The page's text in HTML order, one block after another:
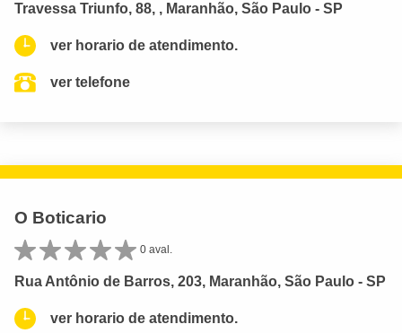
Travessa Triunfo, 88, , Maranhão, São Paulo - SP
ver horario de atendimento.
ver telefone
O Boticario
0 aval.
Rua Antônio de Barros, 203, Maranhão, São Paulo - SP
ver horario de atendimento.